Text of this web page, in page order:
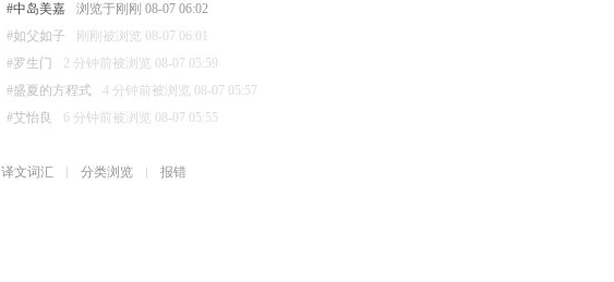
#中岛美嘉
浏览于刚刚 08-07 06:02
#如父如子
刚刚被浏览 08-07 06:01
#罗生门
2 分钟前被浏览 08-07 05:59
#盛夏的方程式
4 分钟前被浏览 08-07 05:57
#艾怡良
6 分钟前被浏览 08-07 05:55
译文词汇 分类浏览 报错